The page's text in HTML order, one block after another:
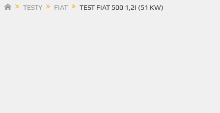
TESTY FIAT TEST FIAT 500 1,2I (51 KW)